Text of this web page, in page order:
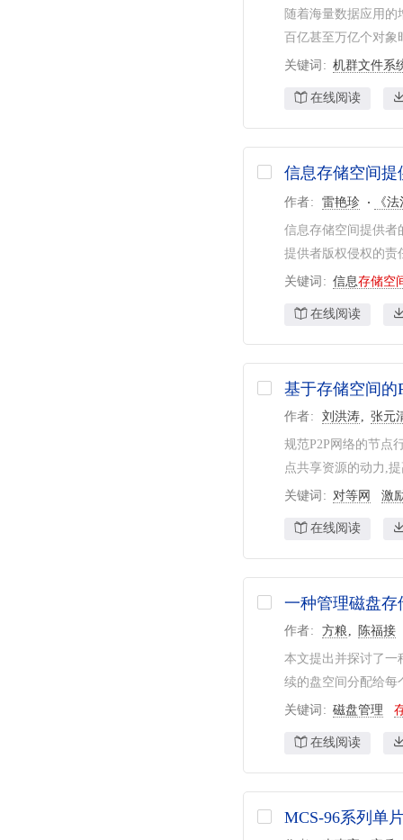
随着海量数据应用
百亿甚至万亿个对
关键词 机群文件系
在线阅读
信息存储空间
作者 雷艳珍 《
信息存储空间提供者
提供者版权侵权的责
关键词 信息存储空
在线阅读
基于存储空间的
作者 刘洪涛 张元
规范P2P网络的节点
点共享资源的动力,
关键词 对等网 激
在线阅读
一种管理磁盘
作者 方粮 陈福接
本文提出并探讨了
续的盘空间分配给每
关键词 磁盘管理
在线阅读
MCS-96系列单